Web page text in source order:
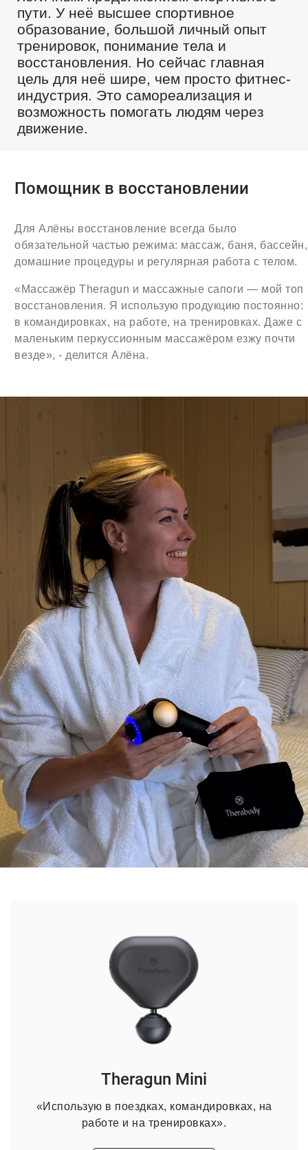
пути. У неё высшее спортивное
образование, большой личный опыт
тренировок, понимание тела и
восстановления. Но сейчас главная
цель для неё шире, чем просто фитнес-
индустрия. Это самореализация и
возможность помогать людям через
движение.
Помощник в восстановлении
Для Алёны восстановление всегда было
обязательной частью режима: массаж, баня, бассейн,
домашние процедуры и регулярная работа с телом.
«Массажёр Theragun и массажные сапоги — мой топ
восстановления. Я использую продукцию постоянно:
в командировках, на работе, на тренировках. Даже с
маленьким перкуссионным массажёром езжу почти
везде», - делится Алёна.
Theragun Mini
«Использую в поездках, командировках, на
работе и на тренировках».